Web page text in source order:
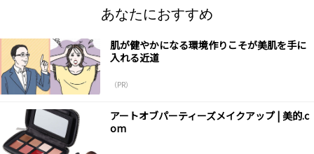
あなたにおすすめ
肌が健やかになる環境作りこそが美肌を手に
入れる近道
（PR）
アートオブパーティーズメイクアップ | 美的.c
om